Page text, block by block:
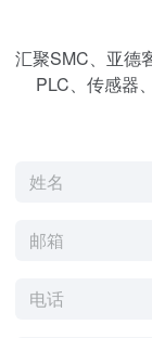
汇聚SMC、亚德
PLC、传感器